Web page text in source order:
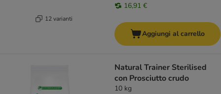
12 varianti
16,91 €
Aggiungi al carrello
Natural Trainer Sterilised
con Prosciutto crudo
10 kg